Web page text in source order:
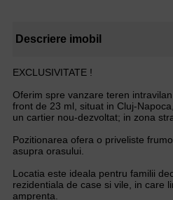
Descriere imobil
EXCLUSIVITATE !
Oferim spre vanzare teren
front de 23 ml, situat in Cluj-
un cartier nou-dezvoltat; in zona
Pozitionarea ofera o priveliste
asupra orasului.
Locatia este ideala pentru familii
rezidentiala de case si vile, in care
amprenta.